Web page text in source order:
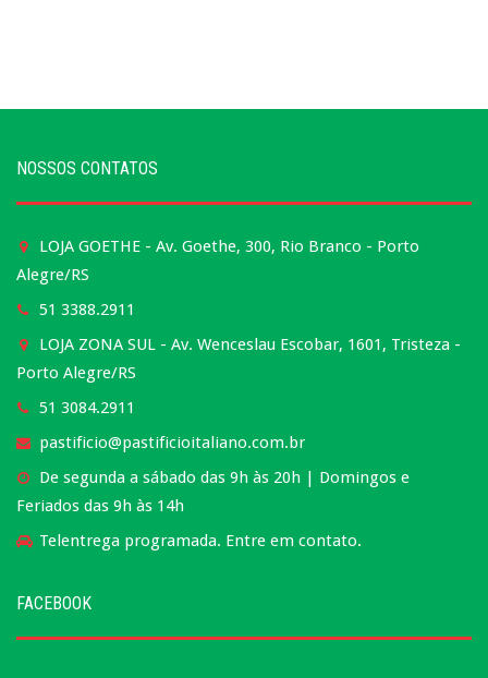
NOSSOS CONTATOS
LOJA GOETHE - Av. Goethe, 300, Rio Branco - Porto
Alegre/RS
51 3388.2911
LOJA ZONA SUL - Av. Wenceslau Escobar, 1601, Tristeza -
Porto Alegre/RS
51 3084.2911
pastificio@pastificioitaliano.com.br
De segunda a sábado das 9h às 20h | Domingos e
Feriados das 9h às 14h
Telentrega programada. Entre em contato.
FACEBOOK